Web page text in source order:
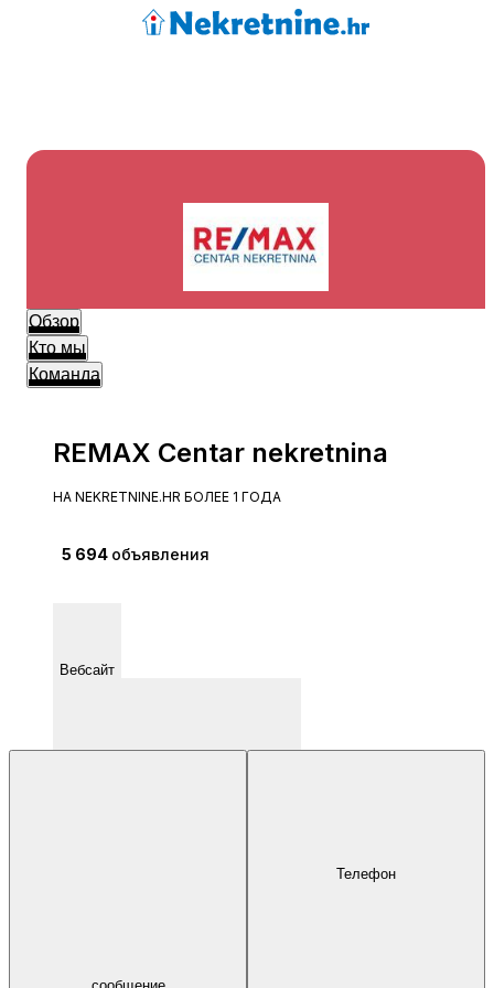
Обзор
Кто мы
Команда
REMAX Centar nekretnina
НА NEKRETNINE.HR БОЛЕЕ 1 ГОДА
5 694 объявления
Вебсайт
Телефон